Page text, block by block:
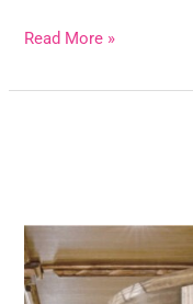
Read More »
Requirement
for
digital